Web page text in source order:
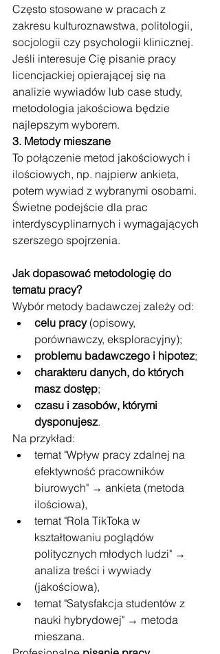
Często stosowane w pracach z
zakresu kulturoznawstwa, politologii,
socjologii czy psychologii klinicznej.
Jeśli interesuje Cię pisanie pracy
licencjackiej opierającej się na
analizie wywiadów lub case study,
metodologia jakościowa będzie
najlepszym wyborem.
3. Metody mieszane
To połączenie metod jakościowych i
ilościowych, np. najpierw ankieta,
potem wywiad z wybranymi osobami.
Świetne podejście dla prac
interdyscyplinarnych i wymagających
szerszego spojrzenia.
Jak dopasować metodologię do
tematu pracy?
Wybór metody badawczej zależy od:
celu pracy (opisowy,
porównawczy, eksploracyjny);
problemu badawczego i hipotez;
charakteru danych, do których
masz dostęp;
czasu i zasobów, którymi
dysponujesz.
Na przykład:
temat "Wpływ pracy zdalnej na
efektywność pracowników
biurowych" → ankieta (metoda
ilościowa),
temat "Rola TikToka w
kształtowaniu poglądów
politycznych młodych ludzi" →
analiza treści i wywiady
(jakościowa),
temat "Satysfakcja studentów z
nauki hybrydowej" → metoda
mieszana.